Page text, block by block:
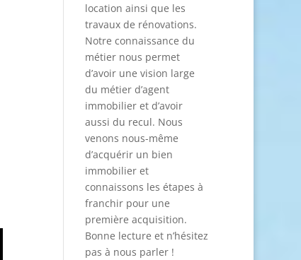
location ainsi que les
travaux de rénovations.
Notre connaissance du
métier nous permet
d’avoir une vision large
du métier d’agent
immobilier et d’avoir
aussi du recul. Nous
venons nous-même
d’acquérir un bien
immobilier et
connaissons les étapes à
franchir pour une
première acquisition.
Bonne lecture et n’hésitez
pas à nous parler !